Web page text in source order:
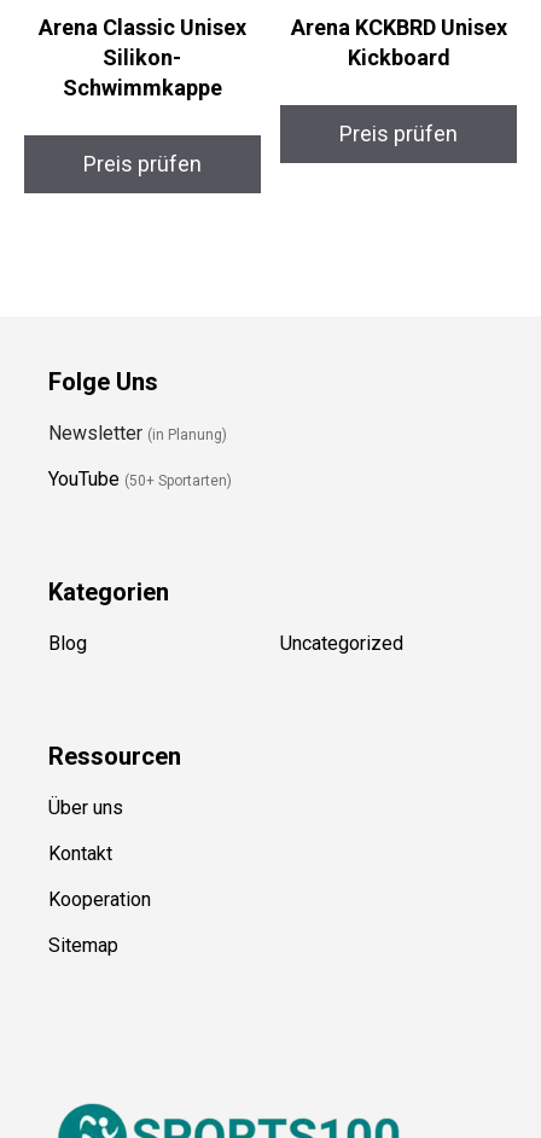
Arena Classic Unisex
Silikon-
Preis prüfen
Arena KCKBRD Unisex
Preis prüfen
Newsletter
Ressource
Über uns
Kontakt
Kooperation